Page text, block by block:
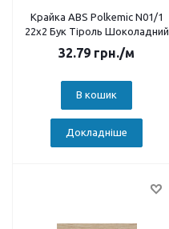
Крайка ABS Polkemic N01/1
22х2 Бук Тіроль Шоколадний
32.79 грн./м
В кошик
Докладніше